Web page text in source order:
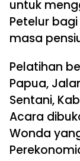
untuk
Petelur
masa
Pelatihan
Papua,
Sentani,
Acara
Wonda